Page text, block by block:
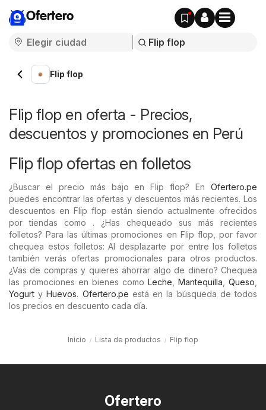
Ofertero
Flip flop
Flip flop en oferta - Precios,
descuentos y promociones en Perú
Flip flop ofertas en folletos
¿Buscar el precio más bajo en Flip flop? En Ofertero.pe
puedes encontrar las ofertas y descuentos más recientes. Los
descuentos en Flip flop están siendo actualmente ofrecidos
por tiendas como . ¿Has chequeado sus más recientes
folletos? Para las últimas promociones en Flip flop, por favor
chequea estos folletos: Al desplazarte por entre los folletos
también verás ofertas promocionales para otros productos.
¿Vas de compras y quieres ahorrar algo de dinero? Chequea
las promociones en bienes como Leche Mantequilla Queso
Yogurt yHuevos. Ofertero.pe está en la búsqueda de todos
los precios en descuento cada día.
Inicio Lista de productos Flip flop
Ofertero